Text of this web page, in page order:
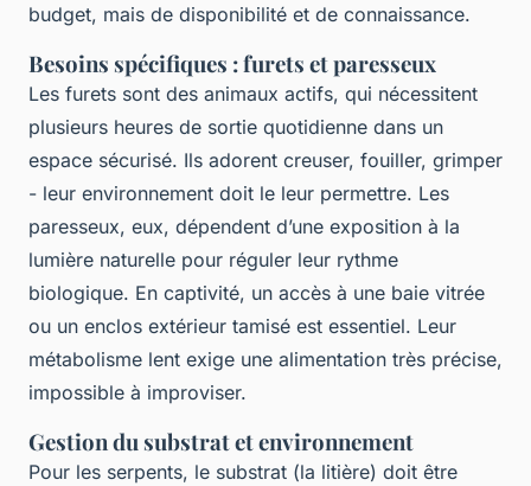
budget, mais de disponibilité et de connaissance.
Besoins spécifiques : furets et paresseux
Les furets sont des animaux actifs, qui nécessitent
plusieurs heures de sortie quotidienne dans un
espace sécurisé. Ils adorent creuser, fouiller, grimper
- leur environnement doit le leur permettre. Les
paresseux, eux, dépendent d’une exposition à la
lumière naturelle pour réguler leur rythme
biologique. En captivité, un accès à une baie vitrée
ou un enclos extérieur tamisé est essentiel. Leur
métabolisme lent exige une alimentation très précise,
impossible à improviser.
Gestion du substrat et environnement
Pour les serpents, le substrat (la litière) doit être